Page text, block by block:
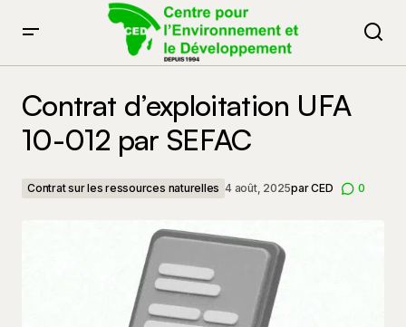
Contrat d’exploitation UFA
10-012 par SEFAC
Contrat sur les ressources naturelles 4 août, 2025parCED 0